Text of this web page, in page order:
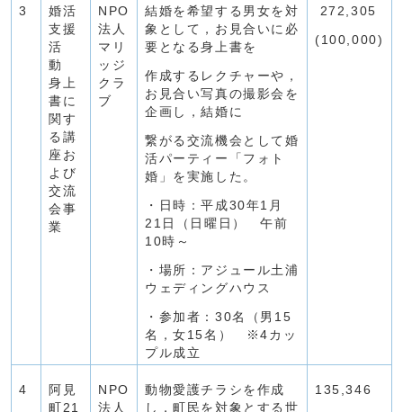
3
婚活
支援
活
動
身上
書に
関す
る講
座お
よび
交流
会事
業
NPO
法人
マリ
ッジ
クラ
ブ
結婚を希望する男女を対
象として，お見合いに必
要となる身上書を
作成するレクチャーや，
お見合い写真の撮影会を
企画し，結婚に
繋がる交流機会として婚
活パーティー「フォト
婚」を実施した。
・日時：平成30年1月
21日（日曜日） 午前
10時～
・場所：アジュール土浦
ウェディングハウス
・参加者：30名（男15
名，女15名） ※4カッ
プル成立
272,305
(100,000)
4
阿見
町21
NPO
法人
動物愛護チラシを作成
し，町民を対象とする世
135,346